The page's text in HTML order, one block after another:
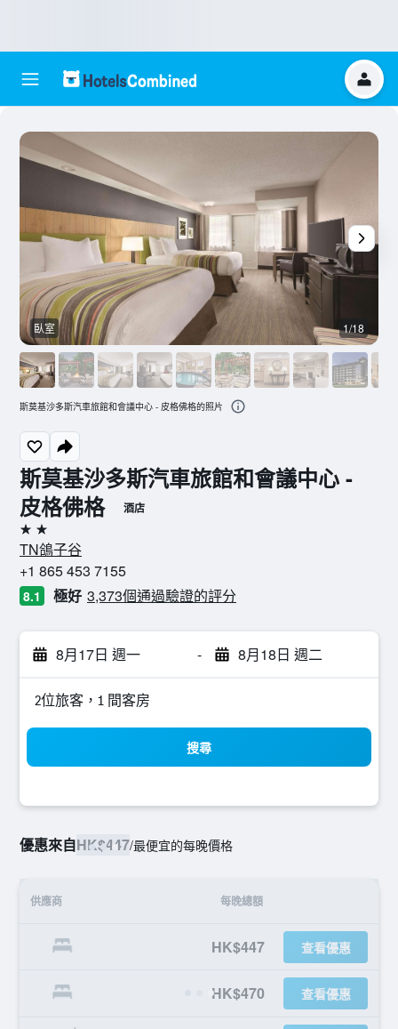
斯莫基沙多斯汽車旅館和會議中心 -
皮格佛格
酒店
2星級
TN鴿子谷
+1 865 453 7155
8.1 極好 3,373個通過驗證的評分
8月17日 週一 - 8月18日 週二
2位旅客，1 間客房
搜尋
優惠來自HK$447/最便宜的每晚價格
供應商 每晚總額
HK$447 查看優惠
HK$470 查看優惠
臥室 1/18
斯莫基沙多斯汽車旅館和會議中心 - 皮格佛格的照片